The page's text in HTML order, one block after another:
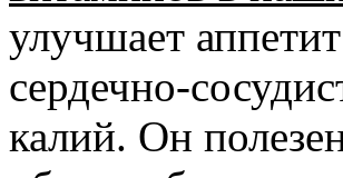
улучшает
сердечно-
калий. Он